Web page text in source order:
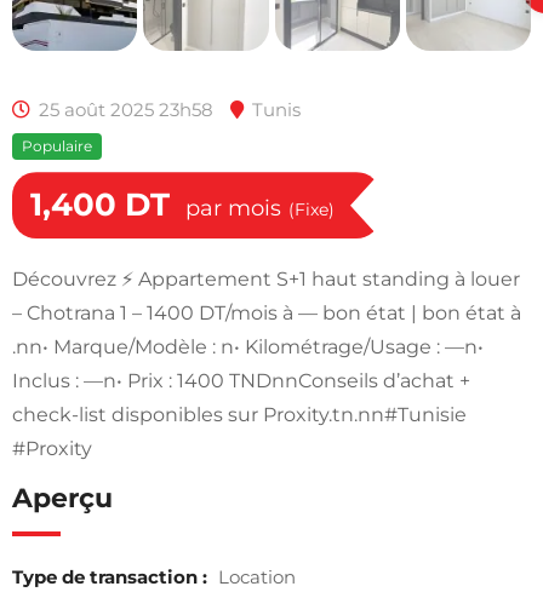
25 août 2025 23h58 Tunis
Populaire
1,400 DT par mois (Fixe)
Découvrez ⚡ Appartement S+1 haut standing à louer
– Chotrana 1 – 1400 DT/mois à — bon état | bon état à
.nn• Marque/Modèle : n• Kilométrage/Usage : —n•
Inclus : —n• Prix : 1400 TNDnnConseils d’achat +
check-list disponibles sur Proxity.tn.nn#Tunisie
#Proxity
Aperçu
Type de transaction : Location